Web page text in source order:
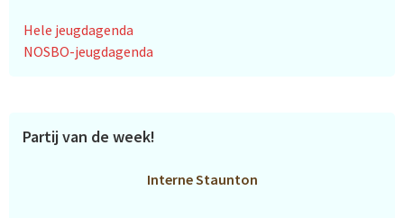
Hele jeugdagenda
NOSBO-jeugdagenda
Partij van de week!
Interne Staunton